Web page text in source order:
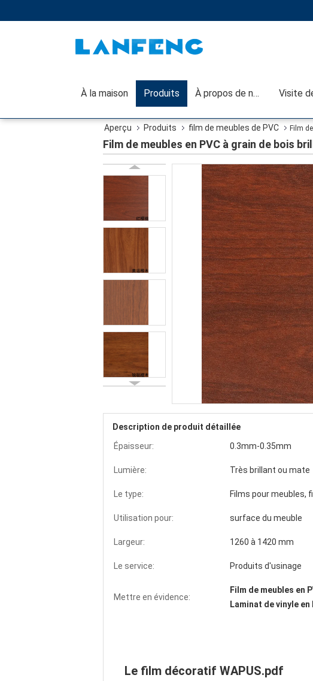
À la maison Produits À propos de nous Visite
Aperçu Produits film de meubles de PVC Film
Film de meubles en PVC à grain de bois
Description de produit détaillée
Épaisseur:
0.3mm-0.35mm
Lumière: Très brillant ou mate
Le type: Films pour meubles,
Utilisation pour: surface du meuble
Largeur: 1260 à 1420 mm
Le service: Produits d'usinage
Mettre en évidence:
Film de meubles en
Laminat de vinyle
Le film décoratif WAPUS.pdf